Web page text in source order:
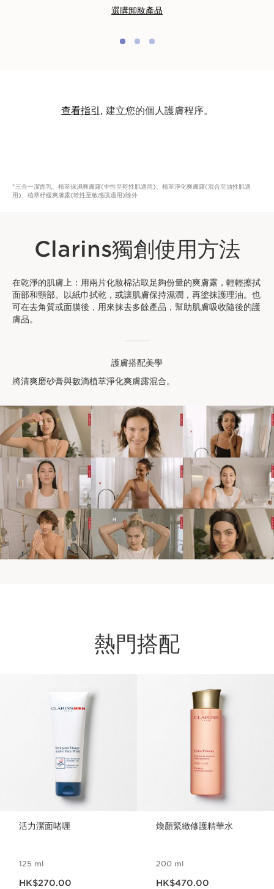
選購卸妝產品
查看指引 , 建立您的個人護膚程序。
*三合一潔面乳、植萃保濕爽膚露(中性至乾性肌適用)、植萃淨化爽膚露(混合至油性肌適
用)、植萃紓緩爽膚露(乾性至敏感肌適用)除外
Clarins獨創使用方法
在乾淨的肌膚上：用兩片化妝棉沾取足夠份量的爽膚露，輕輕擦拭
面部和頸部。以紙巾拭乾，或讓肌膚保持濕潤，再塗抹護理油。也
可在去角質或面膜後，用來抹去多餘產品，幫助肌膚吸收隨後的護
膚品。
護膚搭配美學
將清爽磨砂膏與數滴植萃淨化爽膚露混合。
熱門搭配
活力潔面啫喱
125 ml
HK$270.00
煥顏緊緻修護精華水
200 ml
HK$470.00